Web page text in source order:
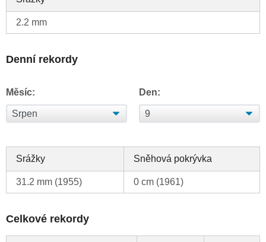
2.2 mm
Denní rekordy
Měsíc: Den:
Srážky Sněhová pokrývka
31.2 mm (1955) 0 cm (1961)
Celkové rekordy